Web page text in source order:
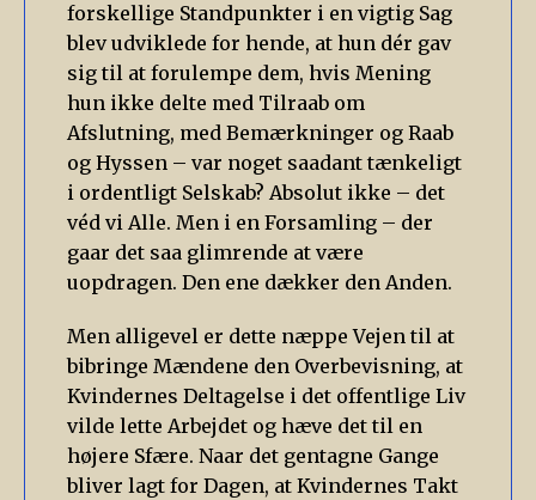
forskellige Standpunkter i en vigtig Sag
blev udviklede for hende, at hun dér gav
sig til at forulempe dem, hvis Mening
hun ikke delte med Tilraab om
Afslutning, med Bemærkninger og Raab
og Hyssen – var noget saadant tænkeligt
i ordentligt Selskab? Absolut ikke – det
véd vi Alle. Men i en Forsamling – der
gaar det saa glimrende at være
uopdragen. Den ene dækker den Anden.
Men alligevel er dette næppe Vejen til at
bibringe Mændene den Overbevisning, at
Kvindernes Deltagelse i det offentlige Liv
vilde lette Arbejdet og hæve det til en
højere Sfære. Naar det gentagne Gange
bliver lagt for Dagen, at Kvindernes Takt